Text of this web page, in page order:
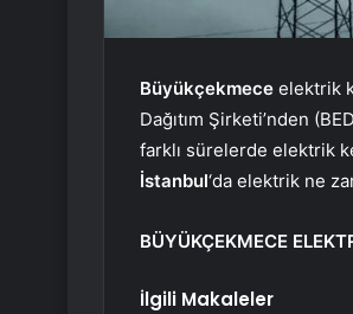
Büyükçekmece elektrik
Dağıtım Şirketi’nden
farklı sürelerde elektrik
İstanbul‘da elektrik ne
BÜYÜKÇEKMECE
İlgili Makaleler